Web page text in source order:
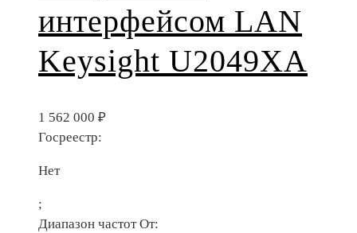
интерфейсом LAN
Keysight U2049XA
1 562 000 ₽
Госреестр:
Нет
;
Диапазон частот От: